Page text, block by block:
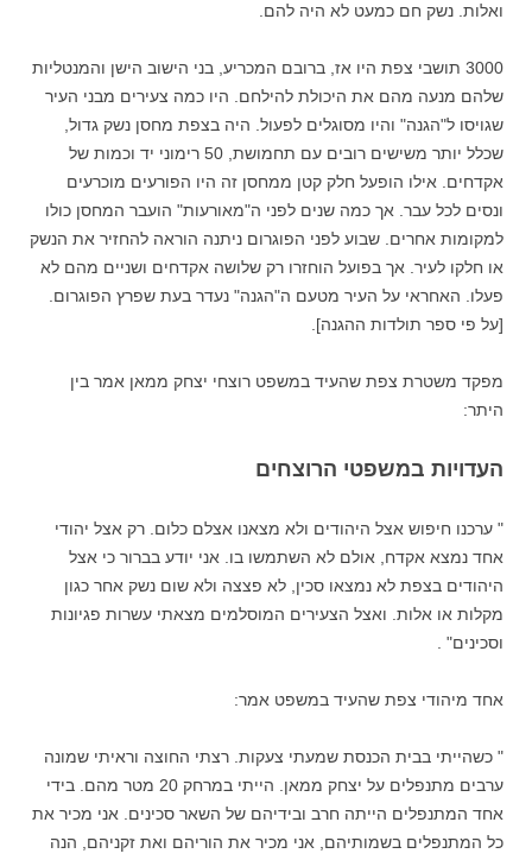
ואלות. נשק חם כמעט לא היה להם.
3000 תושבי צפת היו אז, ברובם המכריע, בני הישוב הישן והמנטליות
שלהם מנעה מהם את היכולת להילחם. היו כמה צעירים מבני העיר
שגויסו ל"הגנה" והיו מסוגלים לפעול. היה בצפת מחסן נשק גדול,
שכלל יותר משישים רובים עם תחמושת, 50 רימוני יד וכמות של
אקדחים. אילו הופעל חלק קטן ממחסן זה היו הפורעים מוכרעים
ונסים לכל עבר. אך כמה שנים לפני ה"מאורעות" הועבר המחסן כולו
למקומות אחרים. שבוע לפני הפוגרום ניתנה הוראה להחזיר את הנשק
או חלקו לעיר. אך בפועל הוחזרו רק שלושה אקדחים ושניים מהם לא
פעלו. האחראי על העיר מטעם ה"הגנה" נעדר בעת שפרץ הפוגרום.
[על פי ספר תולדות ההגנה].
מפקד משטרת צפת שהעיד במשפט רוצחי יצחק ממאן אמר בין
היתר:
העדויות במשפטי הרוצחים
" ערכנו חיפוש אצל היהודים ולא מצאנו אצלם כלום. רק אצל יהודי
אחד נמצא אקדח, אולם לא השתמשו בו. אני יודע בברור כי אצל
היהודים בצפת לא נמצאו סכין, לא פצצה ולא שום נשק אחר כגון
מקלות או אלות. ואצל הצעירים המוסלמים מצאתי עשרות פגיונות
וסכינים" .
אחד מיהודי צפת שהעיד במשפט אמר:
" כשהייתי בבית הכנסת שמעתי צעקות. רצתי החוצה וראיתי שמונה
ערבים מתנפלים על יצחק ממאן. הייתי במרחק 20 מטר מהם. בידי
אחד המתנפלים הייתה חרב ובידיהם של השאר סכינים. אני מכיר את
כל המתנפלים בשמותיהם, אני מכיר את הוריהם ואת זקניהם, הנה